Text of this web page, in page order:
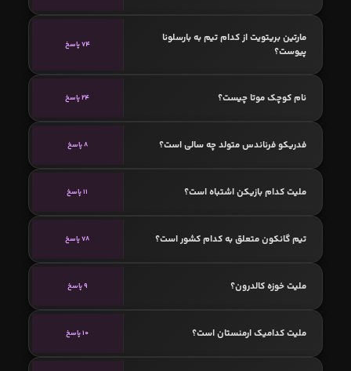
مارتین بریتویت از کدام تیم به بارسلونا
پیوست؟
74 پاسخ
نام کوچک موتا چیست؟ 24 پاسخ
فدریکو فرناندس متولد چه سالی است؟ 8 پاسخ
ملیت کدام بازیکن اشتباه است؟ 11 پاسخ
تیم گانکون متعلق به کدام کشور است؟ 78 پاسخ
ملیت خوزه کالدرون؟ 9 پاسخ
ملیت کدامیک ارمنستان است؟ 10 پاسخ